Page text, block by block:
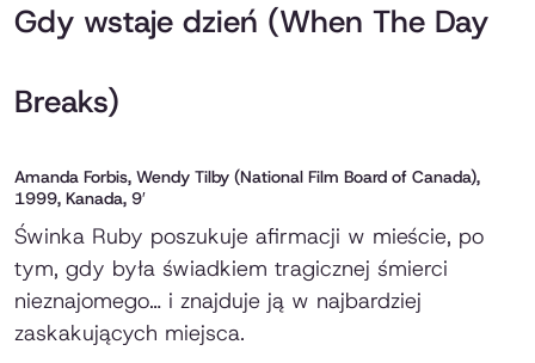
Gdy wstaje dzień (When The Day
Breaks)
Amanda Forbis, Wendy Tilby (National Film Board of Canada),
1999, Kanada, 9′
Świnka Ruby poszukuje afirmacji w mieście, po
tym, gdy była świadkiem tragicznej śmierci
nieznajomego… i znajduje ją w najbardziej
zaskakujących miejsca.